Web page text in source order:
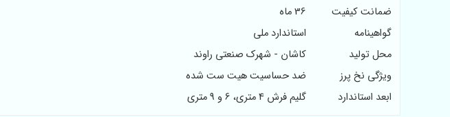
ضمانت کیفیت
36 ماه
گواهینامه
استاندارد ملی
محل تولید
کاشان - شهرک صنعتی راوند
ویژگی نخ پرز
ضد حساسیت هیت ست شده
ابعد استاندارد
گلیم فرش 4 متری، 6 و 9 متری